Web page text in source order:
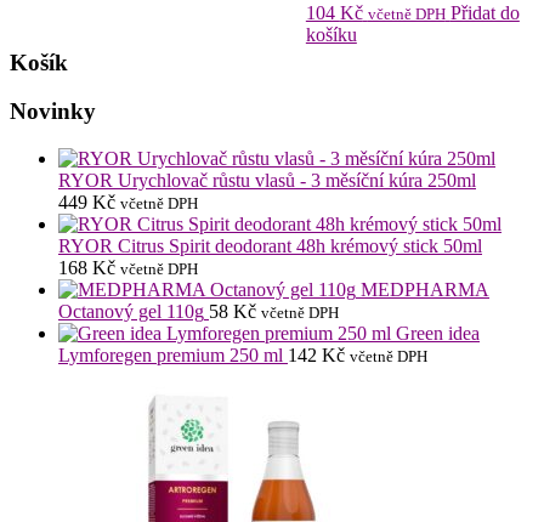
104 Kč včetně DPH Přidat do
košíku
Košík
Novinky
RYOR Urychlovač růstu vlasů - 3 měsíční kúra 250ml
449 Kč včetně DPH
RYOR Citrus Spirit deodorant 48h krémový stick 50ml
168 Kč včetně DPH
MEDPHARMA
Octanový gel 110g 58 Kč včetně DPH
Green idea
Lymforegen premium 250 ml 142 Kč včetně DPH